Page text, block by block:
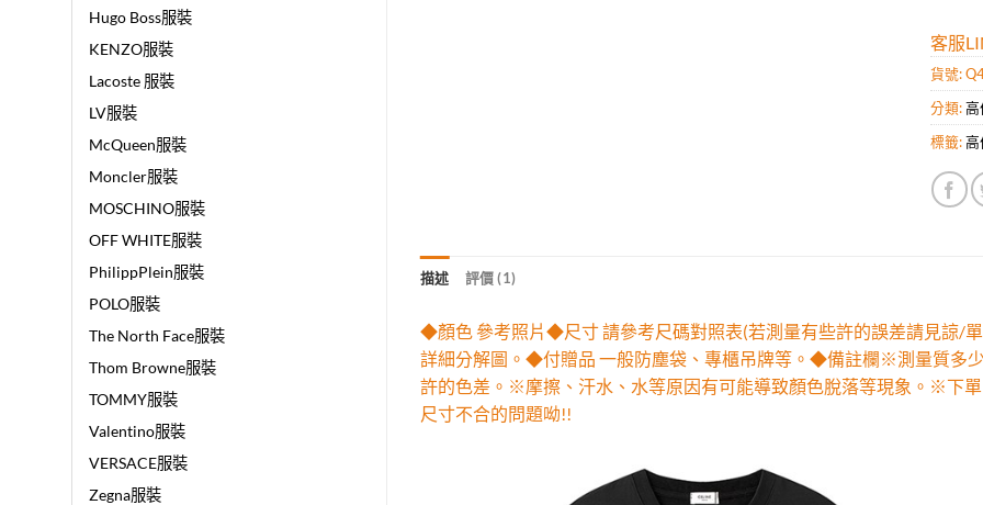
Hugo Boss服裝
KENZO服裝
Lacoste 服裝
LV服裝
McQueen服裝
Moncler服裝
MOSCHINO服裝
OFF WHITE服裝
PhilippPlein服裝
POLO服裝
The North Face服裝
Thom Browne服裝
TOMMY服裝
Valentino服裝
VERSACE服裝
Zegna服裝
客服
貨號:
分類:高
標籤:高
描述 評價 (1)
◆顏色 參考照片◆尺寸 請參考尺碼對照表(若測量有些許的誤差請見諒/
詳細分解圖。◆付贈品 一般防塵袋、專櫃吊牌等。◆備註欄※測量質多
許的色差。※摩擦、汗水、水等原因有可能導致顏色脫落等現象。※下
尺寸不合的問題呦!!